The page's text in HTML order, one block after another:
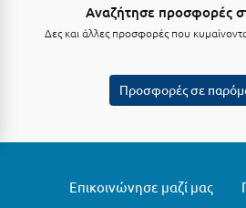
Αναζήτησε προσφορές
Δες και άλλες προσφορές που
Προσφορές σε
Επικοινώνησε μαζί μας